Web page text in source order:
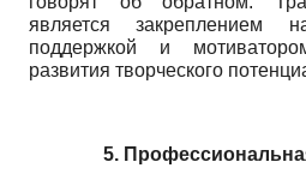
является закреплением
поддержкой и
развития творческого
5.